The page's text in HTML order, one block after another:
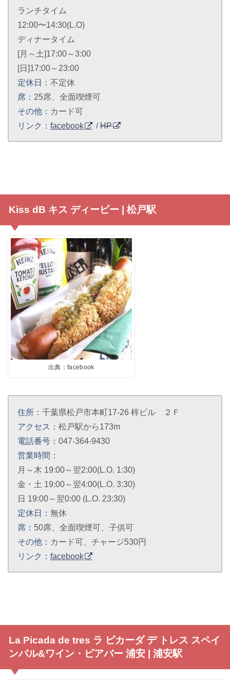
ランチタイム
12:00〜14:30(L.O)
ディナータイム
[月～土]17:00～3:00
[日]17:00～23:00
定休日： 不定休
席： 25席、全面喫煙可
その他： カード可
リンク： facebook /HP
Kiss dB キス ディービー | 松戸駅
出典：facebook
住所： 千葉県松戸市本町17-26 梓ビル ２Ｆ
アクセス： 松戸駅から173m
電話番号： 047-364-9430
営業時間：
月～木 19:00～翌2:00(L.O. 1:30)
金・土 19:00～翌4:00(L.O. 3:30)
日 19:00～翌0:00 (L.O. 23:30)
定休日： 無休
席： 50席、全面喫煙可、子供可
その他： カード可、チャージ530円
リンク： facebook
La Picada de tres ラ ピカーダ デ トレス スペイ
ンバル&ワイン・ビアバー 浦安 | 浦安駅